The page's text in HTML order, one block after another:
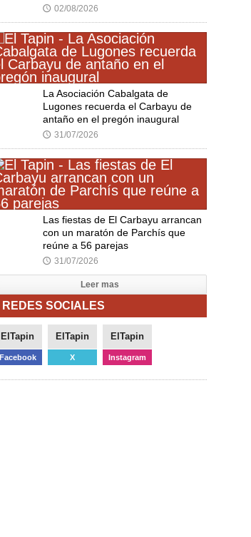
🕔 02/08/2026
La Asociación Cabalgata de
Lugones recuerda el Carbayu de
antaño en el pregón inaugural
🕔 31/07/2026
Las fiestas de El Carbayu arrancan
con un maratón de Parchís que
reúne a 56 parejas
🕔 31/07/2026
Leer mas
REDES SOCIALES
ElTapin
Facebook
ElTapin
X
ElTapin
Instagram